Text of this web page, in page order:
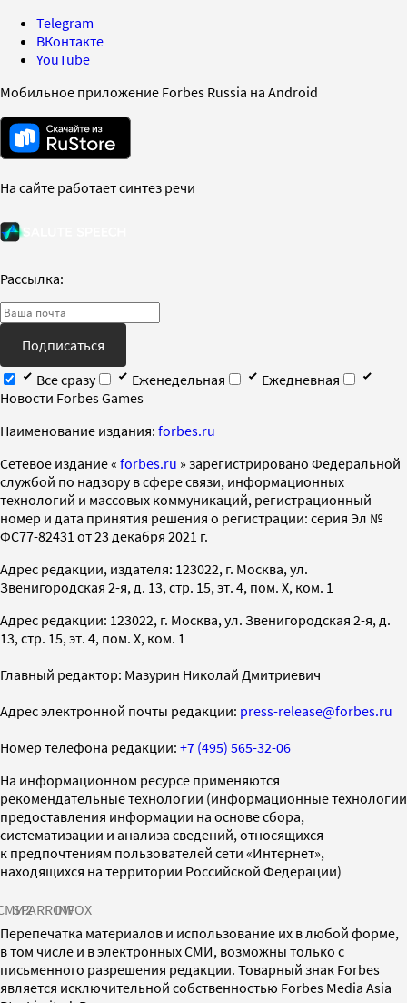
Telegram
ВКонтакте
YouTube
Мобильное приложение Forbes Russia на Android
На сайте работает синтез речи
Рассылка:
Подписаться
Все сразу
Еженедельная
Ежедневная
Новости Forbes Games
Наименование издания: forbes.ru
Cетевое издание « forbes.ru » зарегистрировано Федеральной
службой по надзору в сфере связи, информационных
технологий и массовых коммуникаций, регистрационный
номер и дата принятия решения о регистрации: серия Эл №
ФС77-82431 от 23 декабря 2021 г.
Адрес редакции, издателя: 123022, г. Москва, ул.
Звенигородская 2-я, д. 13, стр. 15, эт. 4, пом. X, ком. 1
Адрес редакции: 123022, г. Москва, ул. Звенигородская 2-я, д.
13, стр. 15, эт. 4, пом. X, ком. 1
Главный редактор: Мазурин Николай Дмитриевич
Адрес электронной почты редакции: press-release@forbes.ru
Номер телефона редакции: +7 (495) 565-32-06
На информационном ресурсе применяются
рекомендательные технологии (информационные технологии
предоставления информации на основе сбора,
систематизации и анализа сведений, относящихся
к предпочтениям пользователей сети «Интернет»,
находящихся на территории Российской Федерации)
SPARROWINFOX
Перепечатка материалов и использование их в любой форме,
в том числе и в электронных СМИ, возможны только с
письменного разрешения редакции. Товарный знак Forbes
является исключительной собственностью Forbes Media Asia